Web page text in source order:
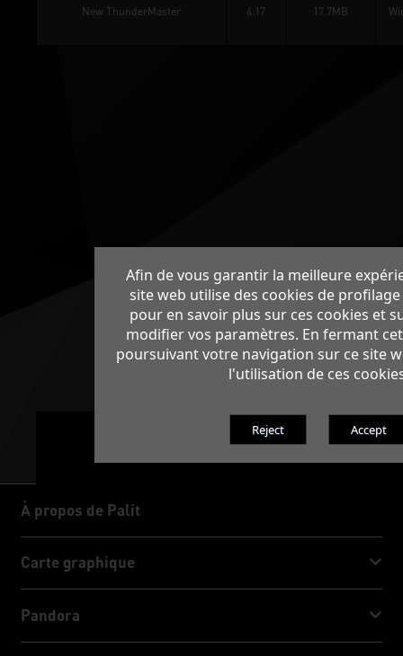
Afin de vous garantir la meilleure
site web utilise des cookies de
pour en savoir plus sur ces cookies et
modifier vos paramètres. En fermant
poursuivant votre navigation sur ce site
l'utilisation de ces
New ThunderMaster 4.17 17.7MB
À propos de Palit
À propos de Palit
Carte graphique
GeForce RTX™ 40 Series
Pandora